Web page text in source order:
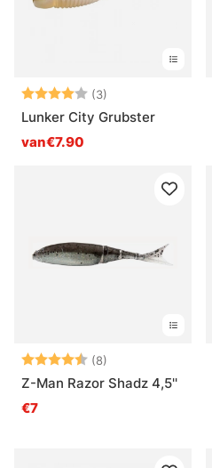
Beoordeling:
(3)
Lunker City Grubster
van€7.90
Beoordeling:
(8)
Z-Man Razor Shadz 4,5''
€7